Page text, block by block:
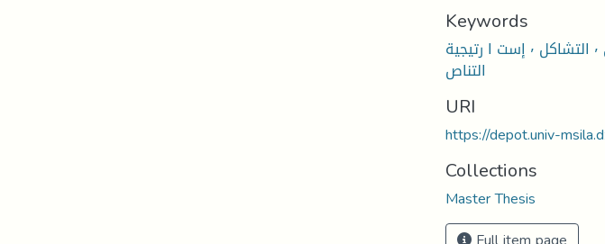
Keywords
الكلمات المفتاحية: عناصر تحليل الخطاب الشعري ٬ التشاكل ٬ إست ا رتيجية
التناص
URI
https://depot.univ-
Collections
Master Thesis